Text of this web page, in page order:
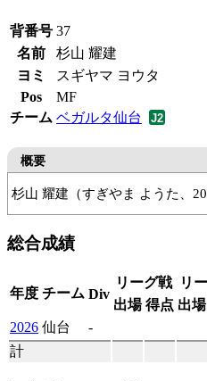
背番号 37
名前
杉山 耀建
ヨミ
スギヤマ ヨウタ
Pos
MF
チーム ベガルタ仙台
概要
杉山 耀建（すぎやま ようた、
総合成績
年度 チーム Div
リーグ戦 リ
出場 得点 出場
2026 仙台 -
計